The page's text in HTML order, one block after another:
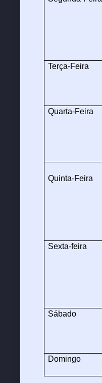
Terça-Feira
Quarta-Feira
Quinta-Feira
Sexta-feira
Sábado
Domingo